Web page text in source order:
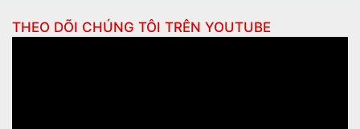
THEO DÕI CHÚNG TÔI TRÊN YOUTUBE